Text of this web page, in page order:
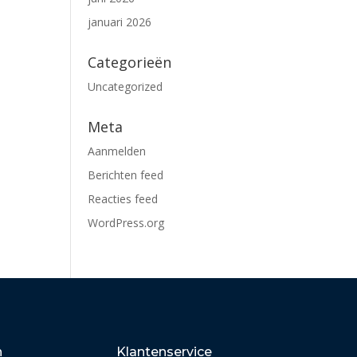
januari 2026
Categorieën
Uncategorized
Meta
Aanmelden
Berichten feed
Reacties feed
WordPress.org
Klantenservice